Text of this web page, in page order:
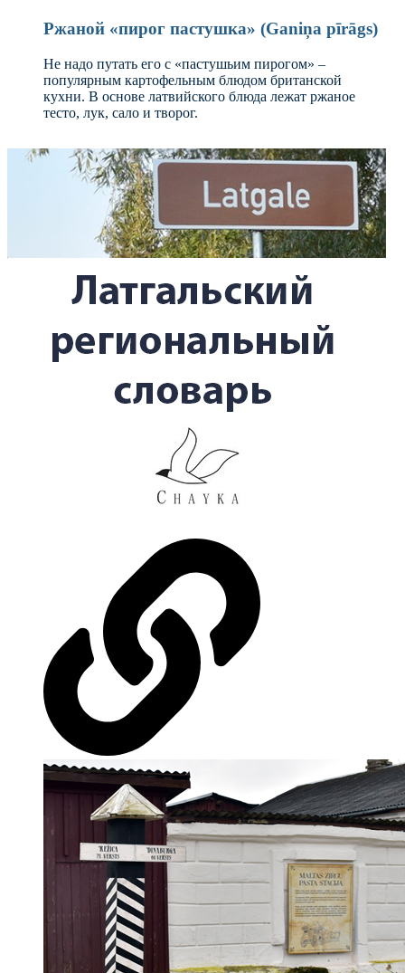
Ржаной «пирог пастушка» (Ganiņa pīrāgs)
Не надо путать его с «пастушьим пирогом» –
популярным картофельным блюдом британской
кухни. В основе латвийского блюда лежат ржаное
тесто, лук, сало и творог.